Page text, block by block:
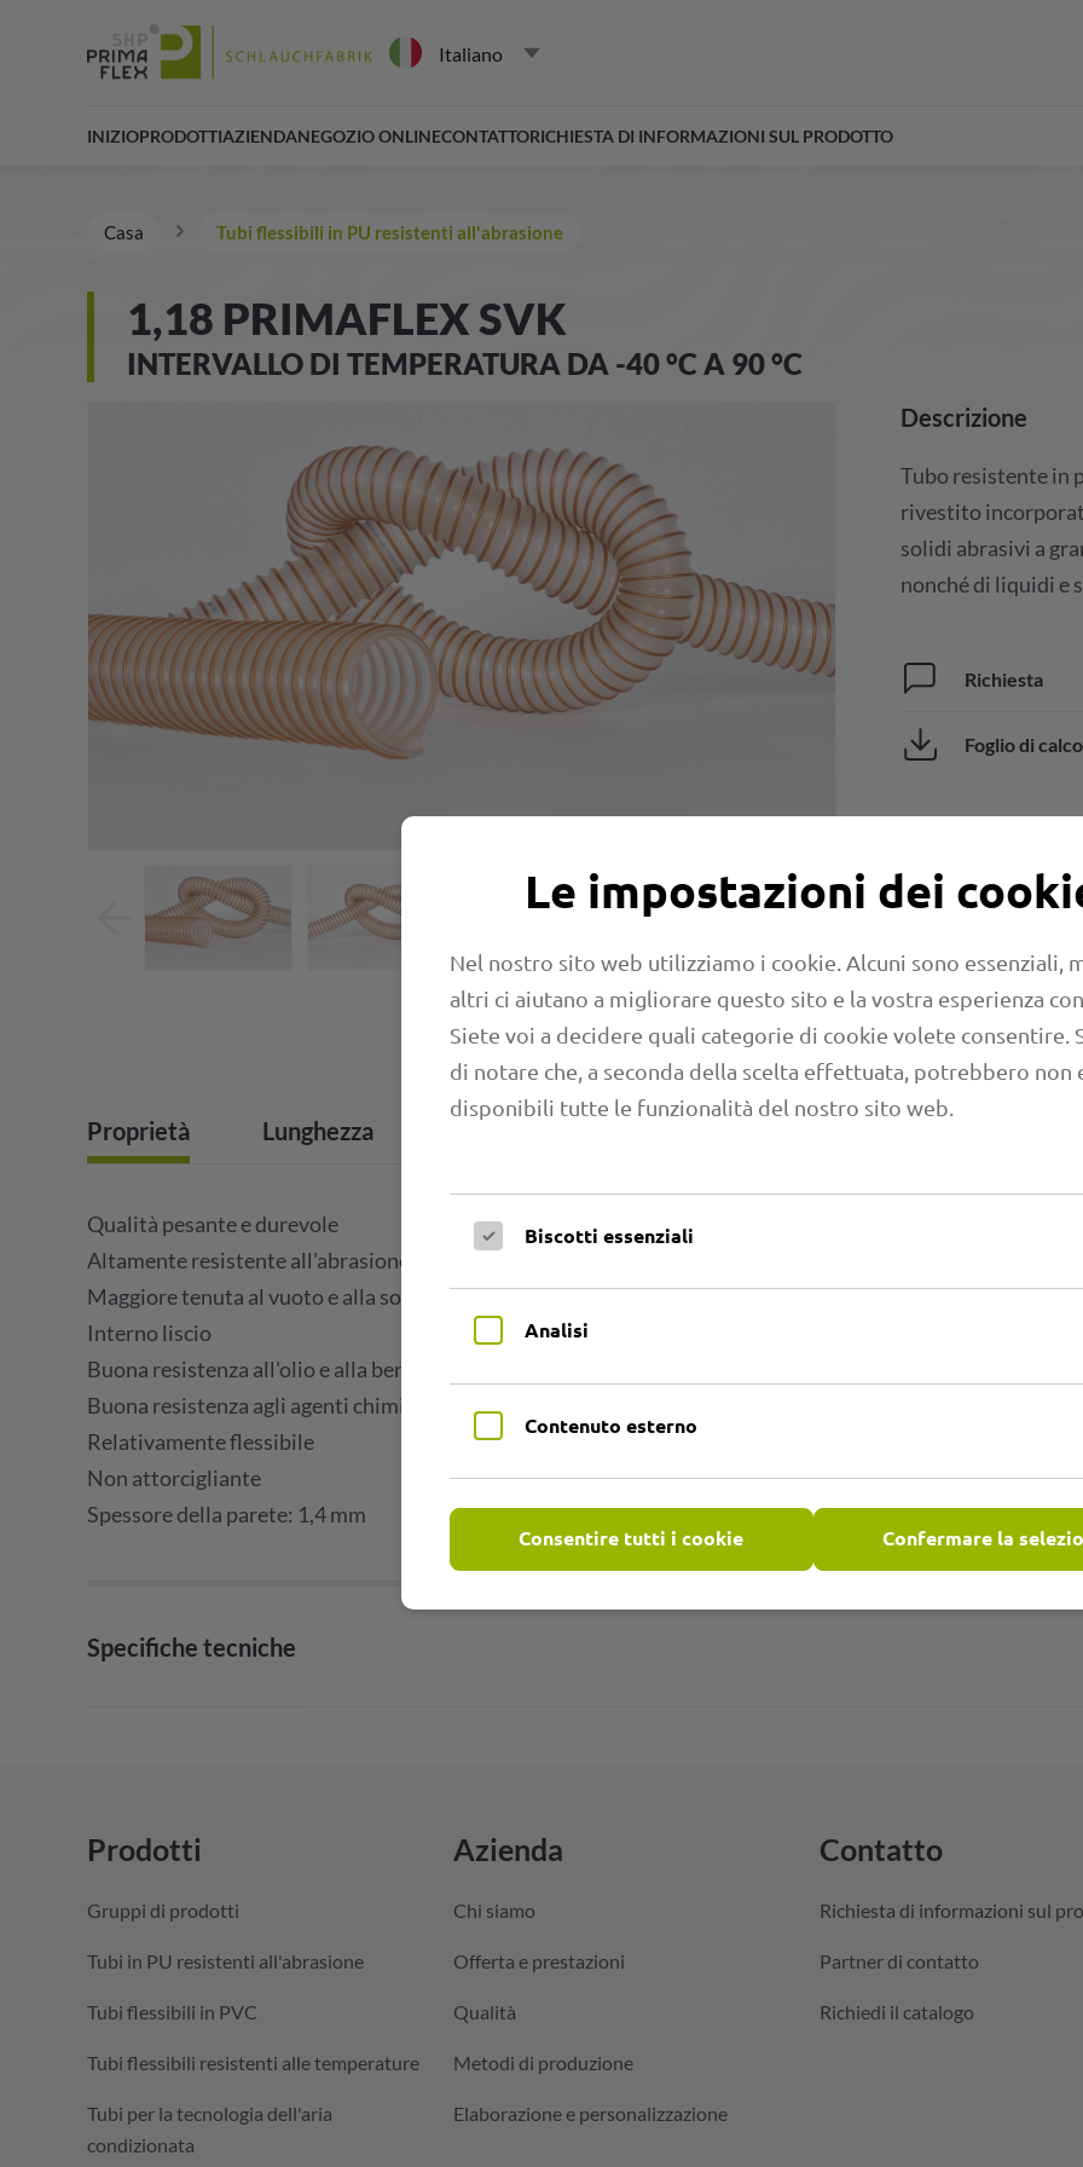
Italiano
INIZIOPRODOTTIAZIENDANEGOZIO ONLINECONTATTORICHIESTA DI INFORMAZIONI SUL PRODOTTO
Casa Tubi flessibili in PU resistenti all'abrasione
1,18 PRIMAFLEX SVK
INTERVALLO DI TEMPERATURA DA -40 °C A 90 °C
Descrizione
Tubo resistente in
rivestito
solidi abrasivi a
nonché di liquidi e
Richiesta
Foglio di
Proprietà Lunghezza
Qualità pesante e durevole
Altamente resistente all'abrasione
Maggiore tenuta al vuoto e alla sovrapressione
Interno liscio
Buona resistenza all'olio e alla benzina
Buona resistenza agli agenti chimici
Relativamente flessibile
Non attorcigliante
Spessore della parete: 1,4 mm
Specifiche tecniche
Prodotti
Gruppi di prodotti
Tubi in PU resistenti all'abrasione
Tubi flessibili in PVC
Tubi flessibili resistenti alle temperature
Tubi per la tecnologia dell'aria
condizionata
Azienda
Chi siamo
Offerta e prestazioni
Qualità
Metodi di produzione
Elaborazione e personalizzazione
Contatto
Richiesta di informazioni sul
Partner di contatto
Richiedi il catalogo
Le impostazioni dei
Nel nostro sito web utilizziamo i cookie. Alcuni sono essenziali,
altri ci aiutano a migliorare questo sito e la vostra esperienza
Siete voi a decidere quali categorie di cookie volete consentire.
di notare che, a seconda della scelta effettuata, potrebbero non
disponibili tutte le funzionalità del nostro sito web.
Biscotti essenziali
Analisi
Contenuto esterno
Consentire tutti i cookie Confermare la